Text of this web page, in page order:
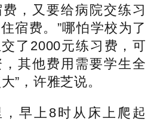
，又要给病院交练习
宿费。”哪怕学校为了
了2000元练习费，可
其他费用需要学生全
”，许雅芝说。
上8时从床上爬起